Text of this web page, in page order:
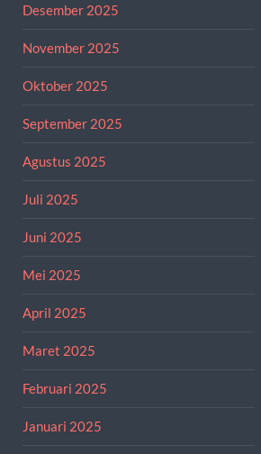
Desember 2025
November 2025
Oktober 2025
September 2025
Agustus 2025
Juli 2025
Juni 2025
Mei 2025
April 2025
Maret 2025
Februari 2025
Januari 2025